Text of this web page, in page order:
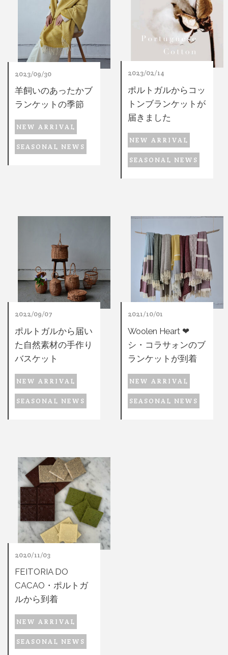
2023/09/30
羊飼いのあったかブ
ランケットの季節
NEW ARRIVAL
SEASONAL NEWS
2023/02/14
ポルトガルからコッ
トンブランケットが
届きました
NEW ARRIVAL
SEASONAL NEWS
2022/09/07
ポルトガルから届い
た自然素材の手作り
バスケット
NEW ARRIVAL
SEASONAL NEWS
2021/10/01
Woolen Heart ❤︎
シ・コラサォンのブ
ランケットが到着
NEW ARRIVAL
SEASONAL NEWS
2020/11/03
FEITORIA DO
CACAO・ポルトガ
ルから到着
NEW ARRIVAL
SEASONAL NEWS